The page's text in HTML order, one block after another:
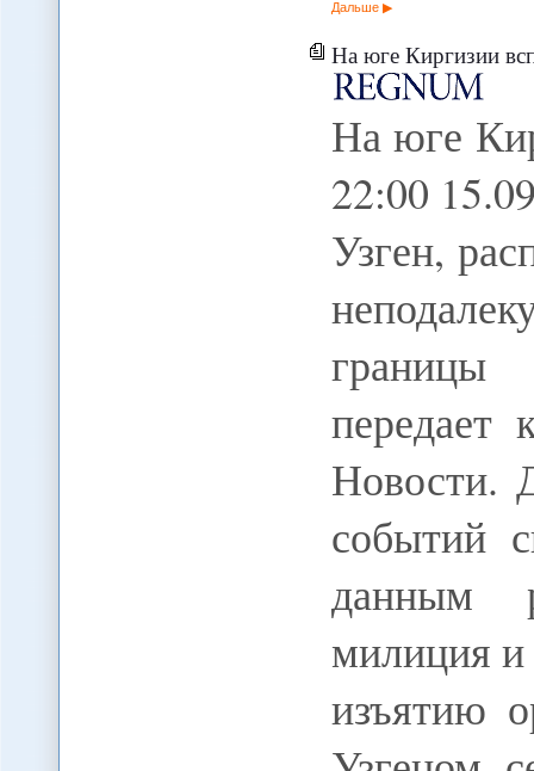
Дальше
На юге Киргизии
На юге
22:00
Узген,
передает
Новости.
событий
данным
милиция и
изъятию